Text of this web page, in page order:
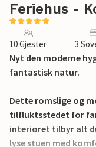
Feriehus -
10 Gjester 3
Nyt den moderne
fantastisk natur.
Dette romslige og
tilfluktsstedet for
interiøret tilbyr alt
lyse stuen med